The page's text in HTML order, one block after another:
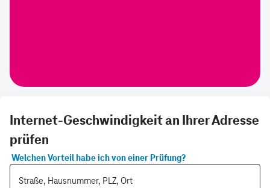
Internet-Geschwindigkeit an Ihrer Adresse
prüfen
Welchen Vorteil habe ich von einer Prüfung?
Straße, Hausnummer, PLZ, Ort